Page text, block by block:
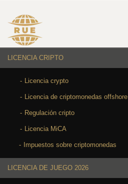
LICENCIA CRIPTO
Licencia crypto
Licencia de criptomonedas offshore
Regulación cripto
Licencia MiCA
Impuestos sobre criptomonedas
LICENCIA DE JUEGO 2026